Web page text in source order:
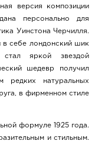
версия композиции
персонально для
Уинстона Черчилля.
в себе лондонский шик
стал яркой звездой
шедевр получил
редких натуральных
в фирменном стиле
формуле 1925 года.
и стильным.